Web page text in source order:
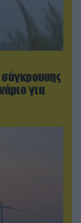
σύγκρουσης
για